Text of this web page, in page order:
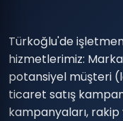
Türkoğlu'de
hizmetlerimiz:
potansiyel müşteri
ticaret satış
kampanyaları,